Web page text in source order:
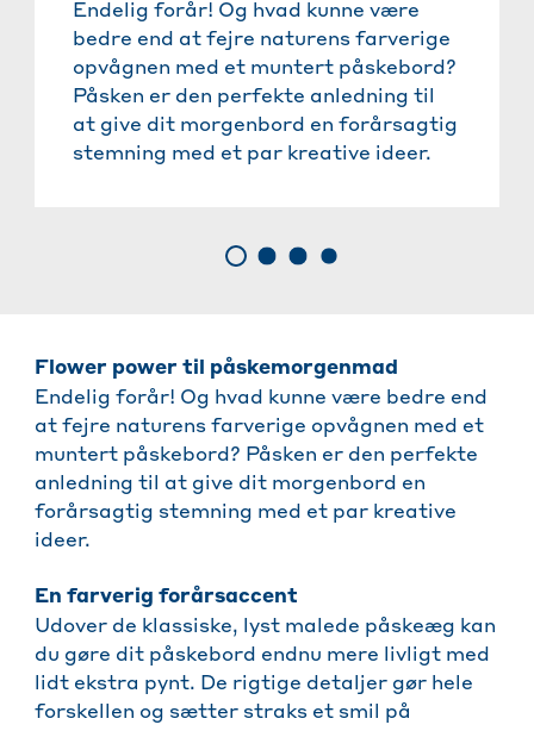
Endelig forår! Og hvad kunne være
bedre end at fejre naturens farverige
opvågnen med et muntert påskebord?
Påsken er den perfekte anledning til
at give dit morgenbord en forårsagtig
stemning med et par kreative ideer.
Flower power til påskemorgenmad
Endelig forår! Og hvad kunne være bedre end
at fejre naturens farverige opvågnen med et
muntert påskebord? Påsken er den perfekte
anledning til at give dit morgenbord en
forårsagtig stemning med et par kreative
ideer.
En farverig forårsaccent
Udover de klassiske, lyst malede påskeæg kan
du gøre dit påskebord endnu mere livligt med
lidt ekstra pynt. De rigtige detaljer gør hele
forskellen og sætter straks et smil på